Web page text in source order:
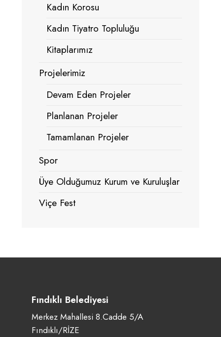
Kadın Korosu
Kadın Tiyatro Topluluğu
Kitaplarımız
Projelerimiz
Devam Eden Projeler
Planlanan Projeler
Tamamlanan Projeler
Spor
Üye Olduğumuz Kurum ve Kuruluşlar
Viçe Fest
Fındıklı Belediyesi
Merkez Mahallesi 8.Cadde 5/A
Fındıklı/RİZE